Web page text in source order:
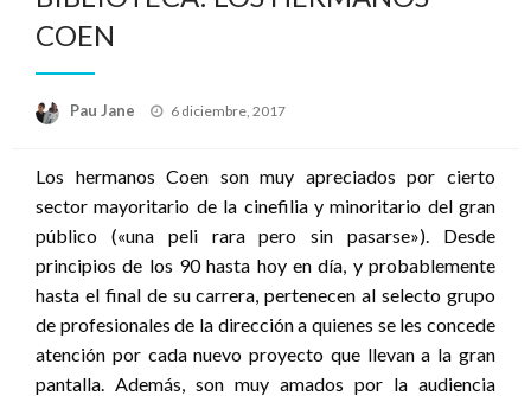
COEN
Pau Jane
Publicado
6 diciembre, 2017
Los hermanos Coen son muy apreciados por cierto
sector mayoritario de la cinefilia y minoritario del gran
público («una peli rara pero sin pasarse»). Desde
principios de los 90 hasta hoy en día, y probablemente
hasta el final de su carrera, pertenecen al selecto grupo
de profesionales de la dirección a quienes se les concede
atención por cada nuevo proyecto que llevan a la gran
pantalla. Además, son muy amados por la audiencia